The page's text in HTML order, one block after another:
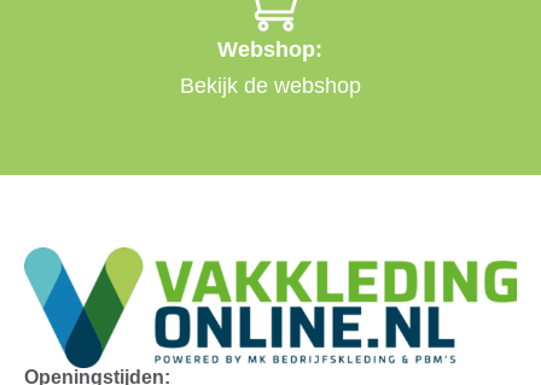
Webshop:
Bekijk de webshop
Openingstijden: